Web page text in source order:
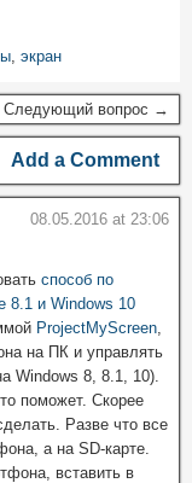
, экран
Следующий вопрос →
Add a Comment
08.05.2016 at 23:06
способ по
8.1 и Windows 10
ProjectMyScreen,
на ПК и управлять
Windows 8, 8.1, 10).
поможет. Скорее
Разве что все
а на SD-карте.
вставить в